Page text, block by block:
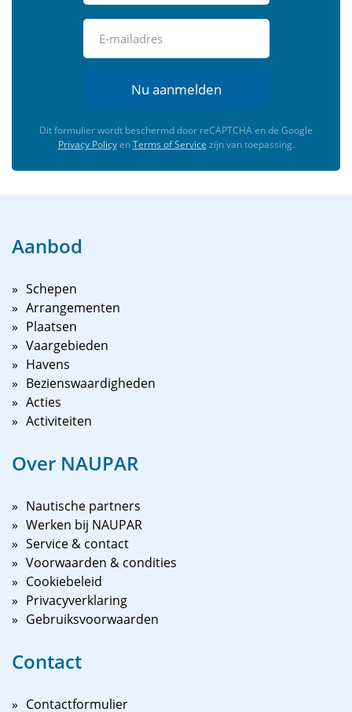
Nu aanmelden
Dit formulier wordt beschermd door reCAPTCHA en de Google
Privacy PolicyenTerms of Service zijn van toepassing.
Aanbod
Schepen
Arrangementen
Plaatsen
Vaargebieden
Havens
Bezienswaardigheden
Acties
Activiteiten
Over NAUPAR
Nautische partners
Werken bij NAUPAR
Service & contact
Voorwaarden & condities
Cookiebeleid
Privacyverklaring
Gebruiksvoorwaarden
Contact
Contactformulier